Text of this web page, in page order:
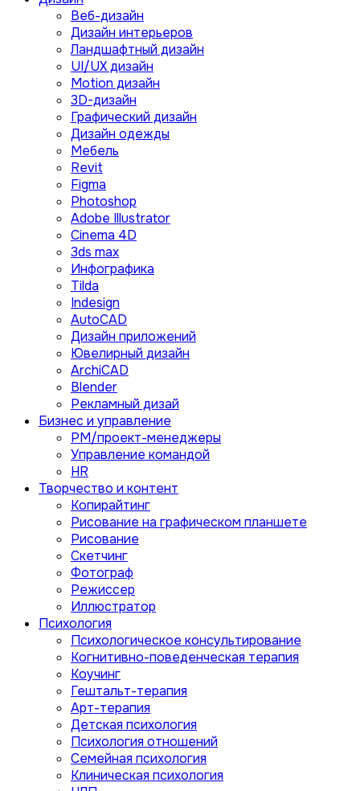
Веб-дизайн
Дизайн интерьеров
Ландшафтный дизайн
UI/UX дизайн
Motion дизайн
3D-дизайн
Графический дизайн
Дизайн одежды
Мебель
Revit
Figma
Photoshop
Adobe Illustrator
Сinema 4D
3ds max
Инфографика
Tilda
Indesign
AutoCAD
Дизайн приложений
Ювелирный дизайн
ArchiCAD
Blender
Рекламный дизай
Бизнес и управление
PM/проект-менеджеры
Управление командой
HR
Творчество и контент
Копирайтинг
Рисование на графическом планшете
Рисование
Скетчинг
Фотограф
Режиссер
Иллюстратор
Психология
Психологическое консультирование
Когнитивно-поведенческая терапия
Коучинг
Гештальт-терапия
Арт-терапия
Детская психология
Психология отношений
Семейная психология
Клиническая психология